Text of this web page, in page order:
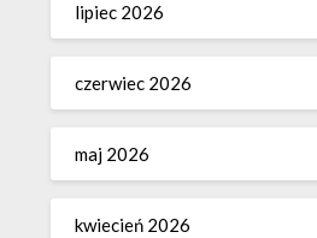
lipiec 2026
czerwiec 2026
maj 2026
kwiecień 2026